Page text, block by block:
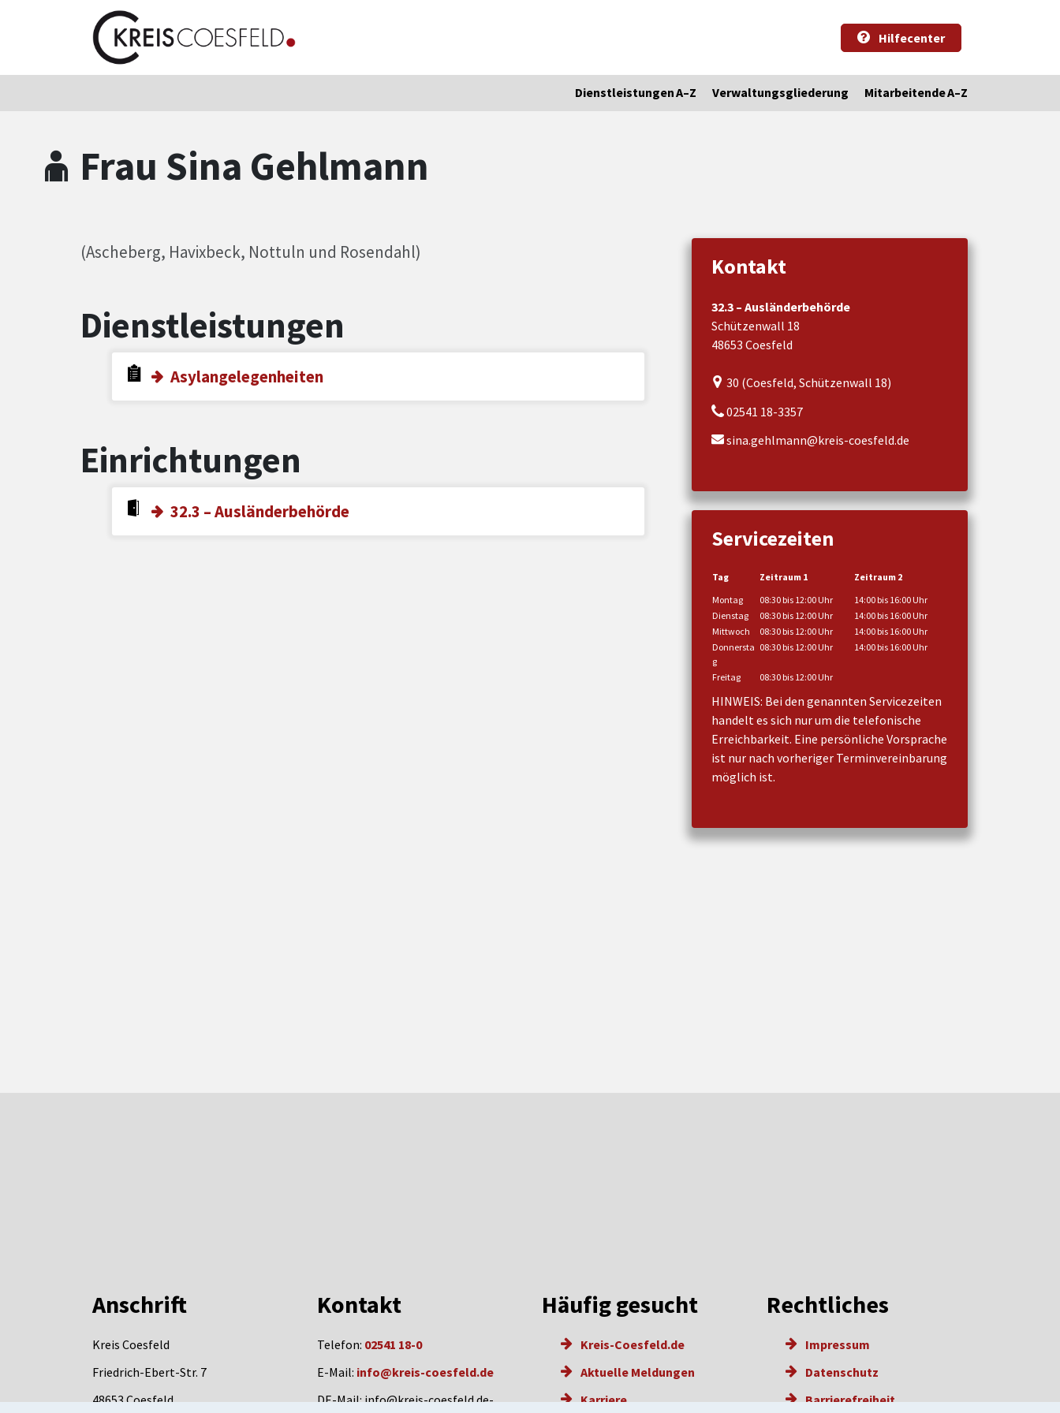
Zum Header
Zum Hauptinhalt
Zum Footer
Zum Hauptinhalt springen
Hilfecenter
Dienstleistungen A–Z Verwaltungsgliederung Mitarbeitende A–Z
Frau Sina Gehlmann
(Ascheberg, Havixbeck, Nottuln und Rosendahl)
Dienstleistungen
Asylangelegenheiten
Einrichtungen
32.3 – Ausländerbehörde
Kontakt
32.3 – Ausländerbehörde
Schützenwall 18
48653 Coesfeld
30 (Coesfeld, Schützenwall 18)
02541 18-3357
sina.gehlmann@kreis-coesfeld.de
Servicezeiten
Tag Zeitraum 1
Zeitraum 2
Montag
08:30 bis 12:00 Uhr
14:00 bis 16:00 Uhr
Dienstag
08:30 bis 12:00 Uhr
14:00 bis 16:00 Uhr
Mittwoch
08:30 bis 12:00 Uhr
14:00 bis 16:00 Uhr
Donnersta
g
08:30 bis 12:00 Uhr 14:00 bis 16:00 Uhr
Freitag 08:30 bis 12:00 Uhr
HINWEIS: Bei den genannten Servicezeiten
handelt es sich nur um die telefonische
Erreichbarkeit. Eine persönliche Vorsprache
ist nur nach vorheriger Terminvereinbarung
möglich ist.
Anschrift
Kreis Coesfeld
Friedrich-Ebert-Str. 7
48653Coesfeld
Kontakt
Telefon: 02541 18-0
E-Mail: info@kreis-coesfeld.de
DE-Mail: info@kreis-coesfeld.de-
Häufig gesucht
Kreis-Coesfeld.de
Aktuelle Meldungen
Karriere
Rechtliches
Impressum
Datenschutz
Barrierefreiheit